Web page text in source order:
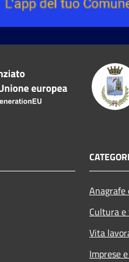
Cultura
Vita
Imprese